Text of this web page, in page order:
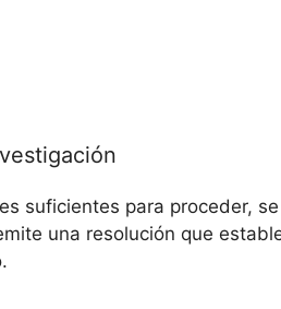
suficientes para proceder,
una resolución que